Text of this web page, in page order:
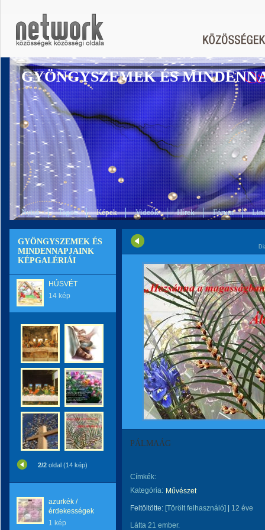
GYÖNGYSZEMEK ÉS
Nyitó Tagok Képek Videók Hírek Fórum
GYÖNGYSZEMEK ÉS
MINDENNAPJAINK
KÉPGALÉRIÁI
HÚSVÉT
14 kép
2/2 oldal (14 kép)
azurkék /
érdekességek
1 kép
PÁLMAÁG
Címkék:
Kategória: Művészet
Feltöltötte: [Törölt felhasználó] 12 éve
Látta 21 ember.